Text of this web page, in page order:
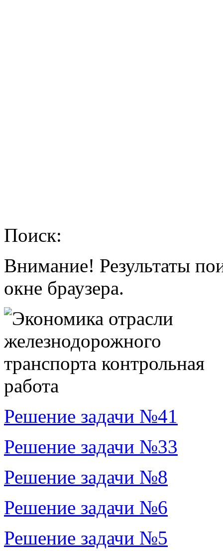
Поиск:
Внимание! Результаты
окне браузера.
Решение задачи №41
Решение задачи №33
Решение задачи №8
Решение задачи №6
Решение задачи №5